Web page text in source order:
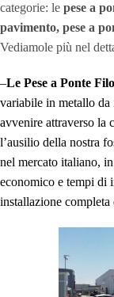
categorie: le pese a
pavimento, pese a
Vediamole più nel
–Le Pese a Ponte
variabile in metallo da
avvenire attraverso la
l’ausilio della nostra
nel mercato italiano,
economico e tempi di
installazione completa